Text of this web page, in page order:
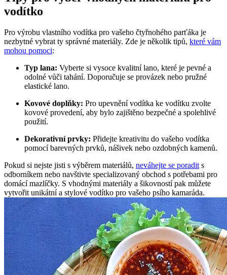
vodítko
Pro výrobu vlastního vodítka pro vašeho čtyřnohého parťáka je
nezbytné vybrat ty správné materiály. Zde je několik tipů, které vám
mohou pomoci:
Typ lana: Vyberte si vysoce kvalitní lano, které je pevné a
odolné vůči tahání. Doporučuje se provázek nebo pružné
elastické lano.
Kovové doplňky: Pro upevnění vodítka ke vodítku zvolte
kovové provedení, aby bylo zajištěno bezpečné a spolehlivé
použití.
Dekorativní prvky: Přidejte kreativitu do vašeho vodítka
pomocí barevných prvků, nášivek nebo ozdobných kamenů.
Pokud si nejste jisti s výběrem materiálů, neváhejte se poradits
odborníkem nebo navštivte specializovaný obchod s potřebami pro
domácí mazlíčky. S vhodnými materiály a šikovností pak můžete
vytvořit unikátní a stylové vodítko pro vašeho psího kamaráda.